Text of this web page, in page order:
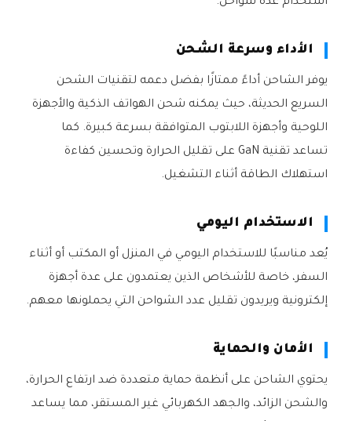
الأداء وسرعة الشحن
يوفر الشاحن أداءً ممتازًا بفضل دعمه لتقنيات الشحن
السريع الحديثة، حيث يمكنه شحن الهواتف الذكية والأجهزة
اللوحية وأجهزة اللابتوب المتوافقة بسرعة كبيرة. كما
تساعد تقنية GaN على تقليل الحرارة وتحسين كفاءة
استهلاك الطاقة أثناء التشغيل.
الاستخدام اليومي
يُعد مناسبًا للاستخدام اليومي في المنزل أو المكتب أو أثناء
السفر، خاصة للأشخاص الذين يعتمدون على عدة أجهزة
إلكترونية ويريدون تقليل عدد الشواحن التي يحملونها معهم.
الأمان والحماية
يحتوي الشاحن على أنظمة حماية متعددة ضد ارتفاع الحرارة،
والشحن الزائد، والجهد الكهربائي غير المستقر، مما يساعد